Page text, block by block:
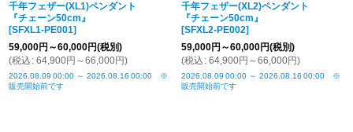
千年フェザー(XL1)ペンダント
『チェーン50cm』
[SFXL1-PE001]
59,000円 ～60,000円(税別)
(税込 : 64,900円 ～66,000円)
2026.08.09 00:00 ～ 2026.08.16 00:00 ※
販売開始前です
千年フェザー(XL2)ペンダント
『チェーン50cm』
[SFXL2-PE002]
59,000円 ～60,000円(税別)
(税込 : 64,900円 ～66,000円)
2026.08.09 00:00 ～ 2026.08.16 00:00 ※
販売開始前です